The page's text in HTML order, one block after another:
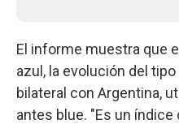
El informe muestra que
azul, la evolución del
bilateral con Argentina,
antes blue. "Es un índice